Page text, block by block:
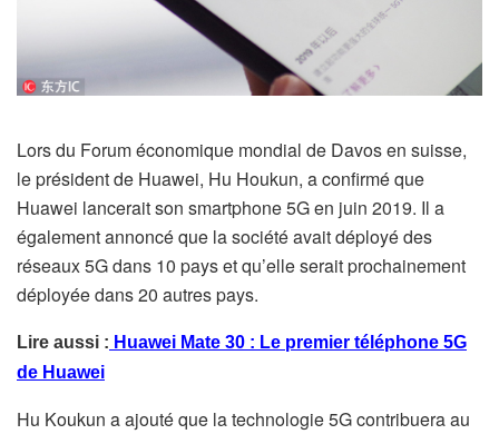
Lors du Forum économique mondial de Davos en suisse,
le président de Huawei, Hu Houkun, a confirmé que
Huawei lancerait son smartphone 5G en juin 2019. Il a
également annoncé que la société avait déployé des
réseaux 5G dans 10 pays et qu’elle serait prochainement
déployée dans 20 autres pays.
Lire aussi : Huawei Mate 30 : Le premier téléphone 5G
de Huawei
Hu Koukun a ajouté que la technologie 5G contribuera au